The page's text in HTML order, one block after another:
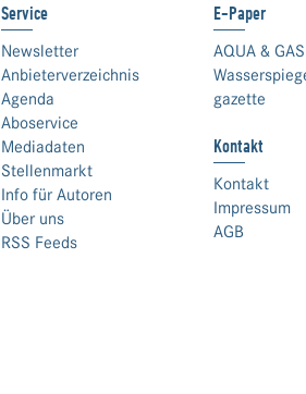
Service
Newsletter
Anbieterverzeichnis
Agenda
Aboservice
Mediadaten
Stellenmarkt
Info für Autoren
Über uns
RSS Feeds
E-Paper
AQUA & GAS
gazette
Kontakt
Kontakt
Impressum
AGB